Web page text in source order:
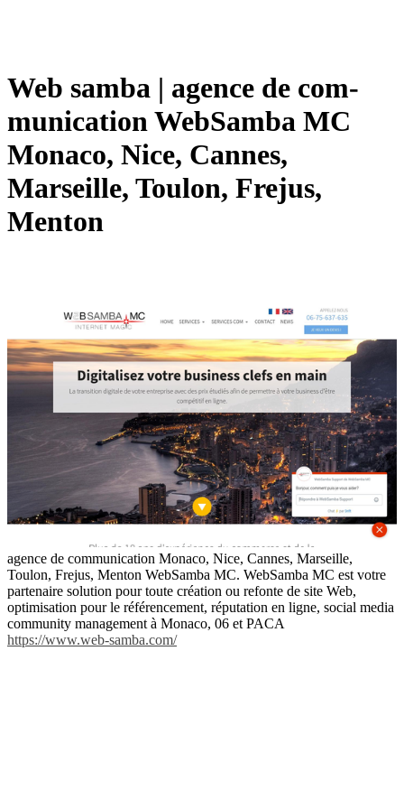
Web samba | agence de com­
munica­tion WebSamba MC
Monaco, Nice, Cannes,
Marseille, Toulon, Frejus,
Menton
agence de communication Monaco, Nice, Cannes, Marseille,
Toulon, Frejus, Menton WebSamba MC. WebSamba MC est votre
partenaire solution pour toute création ou refonte de site Web,
optimisation pour le référencement, réputation en ligne, social media
community management à Monaco, 06 et PACA
https://www.web-samba.com/